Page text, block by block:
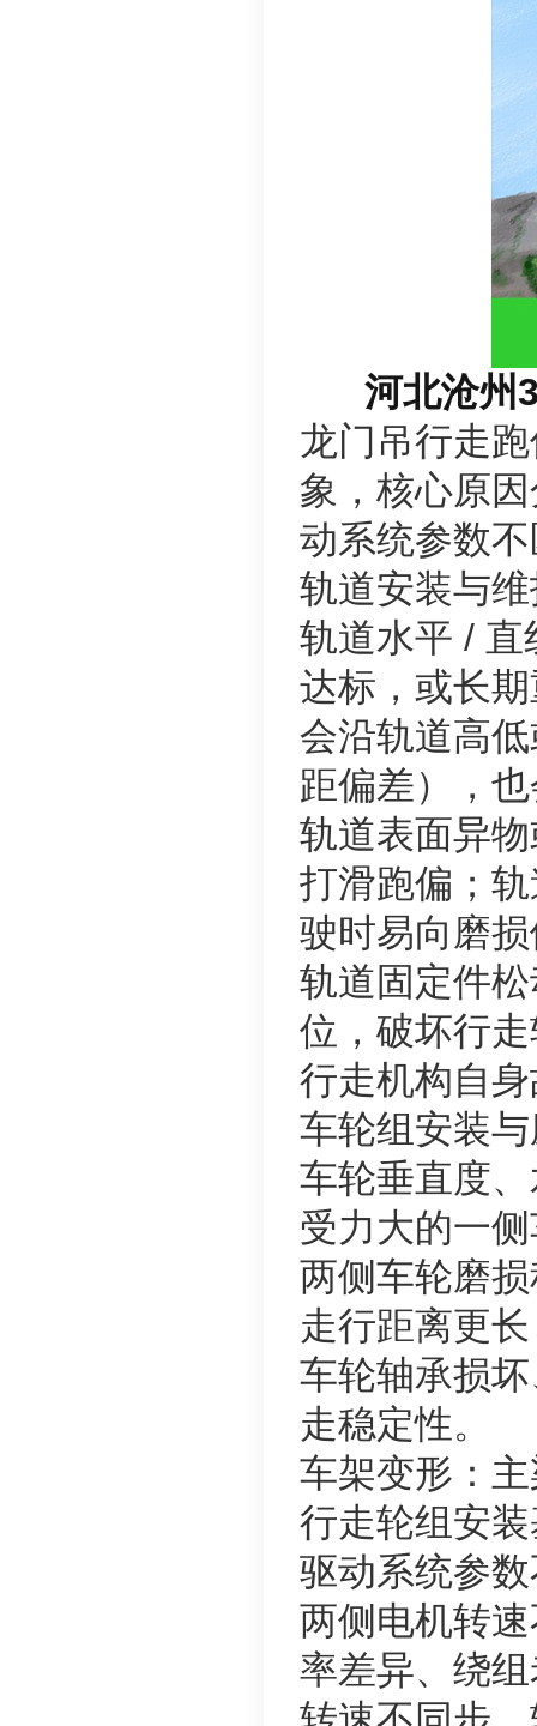
河北沧州
龙门吊行走
象，核心原
动系统参数
轨道安装与
轨道水平 / 直
达标，或长
会沿轨道高
距偏差），
轨道表面异
打滑跑偏；
驶时易向磨
轨道固定件
位，破坏行
行走机构自
车轮组安装
车轮垂直度
受力大的一
两侧车轮磨
走行距离更
车轮轴承损
走稳定性。
车架变形：
行走轮组安
驱动系统参
两侧电机转
率差异、绕